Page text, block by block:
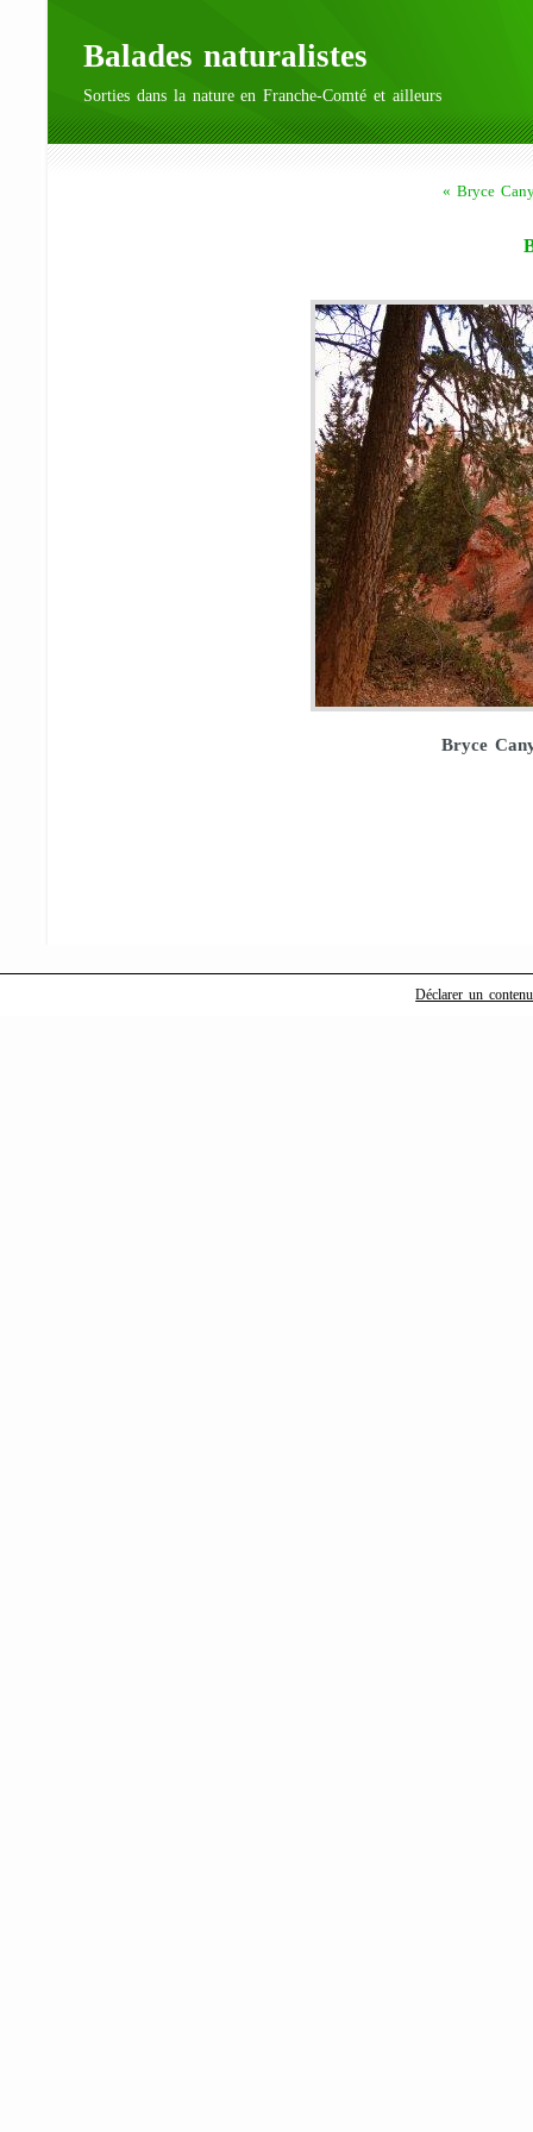
Balades naturalistes
Sorties dans la nature en Franche-Comté et ailleurs
« Bryce
Bryce
Déclarer un